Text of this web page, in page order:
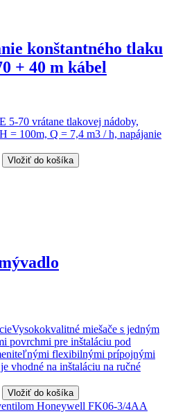
konštantného tlaku
+ 40 m kábel
5-70 vrátane tlakovej nádoby,
= 100m, Q = 7,4 m3 / h, napájanie
Vložiť do košíka
miešače s jedným
povrchmi pre inštaláciu pod
flexibilnými prípojnými
vhodné na inštaláciu na ručné
Vložiť do košíka